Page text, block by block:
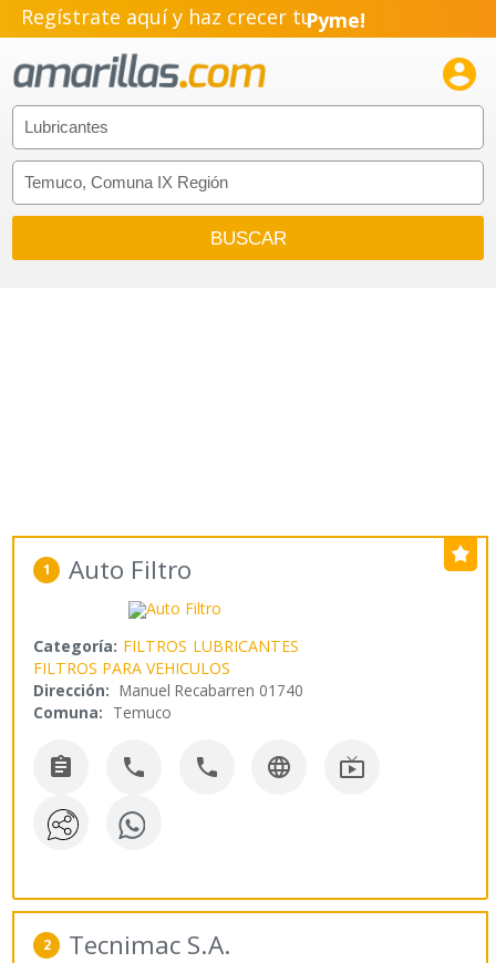
Regístrate aquí y haz crecer tuPyme!
Emprendimiento!

1 Auto Filtro
Categoría: FILTROS LUBRICANTES
FILTROS PARA VEHICULOS
Dirección: Manuel Recabarren 01740
Comuna: Temuco
    
2 Tecnimac S.A.